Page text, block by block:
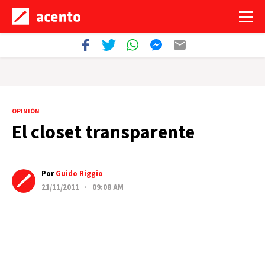
OPINIÓN
El closet transparente
PorGuido Riggio
21/11/2011 · 09:08 AM